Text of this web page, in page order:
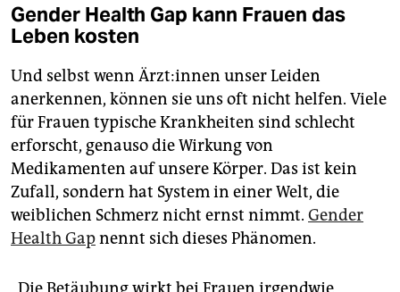
Gender Health Gap kann Frauen das
Leben kosten
Und selbst wenn Ärz­t:in­nen unser Leiden
anerkennen, können sie uns oft nicht helfen. Viele
für Frauen typische Krankheiten sind schlecht
erforscht, genauso die Wirkung von
Medikamenten auf unsere Körper. Das ist kein
Zufall, sondern hat System in einer Welt, die
weiblichen Schmerz nicht ernst nimmt. Gender
Health Gapnennt sich dieses Phänomen.